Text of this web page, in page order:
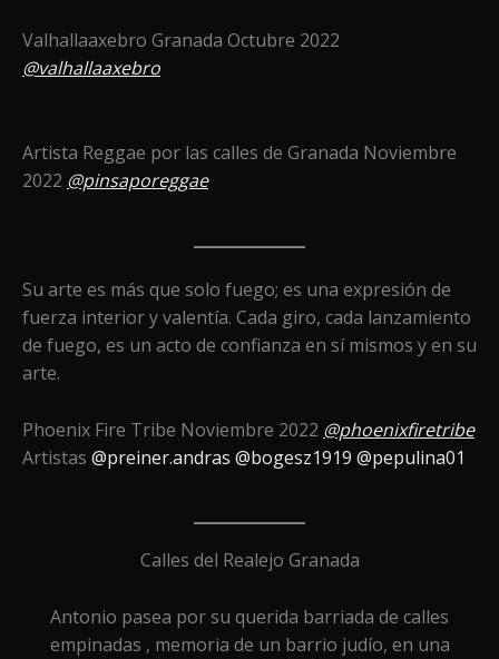
Valhallaaxebro Granada Octubre 2022
@valhallaaxebro
Artista Reggae por las calles de Granada Noviembre
2022 @pinsaporeggae
Su arte es más que solo fuego; es una expresión de
fuerza interior y valentía. Cada giro, cada lanzamiento
de fuego, es un acto de confianza en sí mismos y en su
arte.
Phoenix Fire Tribe Noviembre 2022 @phoenixfiretribe
Artistas @preiner.andras @bogesz1919 @pepulina01
Calles del Realejo Granada
Antonio pasea por su querida barriada de calles
empinadas , memoria de un barrio judío, en una